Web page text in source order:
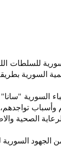
بطريقة غير
السورية
تواجدهم،
الرعاية الصحية
الجهود